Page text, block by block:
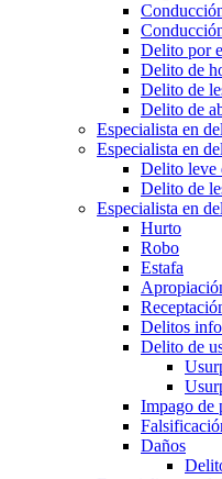
Delito por
Delito de
Delito de
Delito de
Especialista en
Especialista en
Delito leve
Delito de
Especialista en
Hurto
Robo
Estafa
Delitos
Delito de
Impago de
Daños